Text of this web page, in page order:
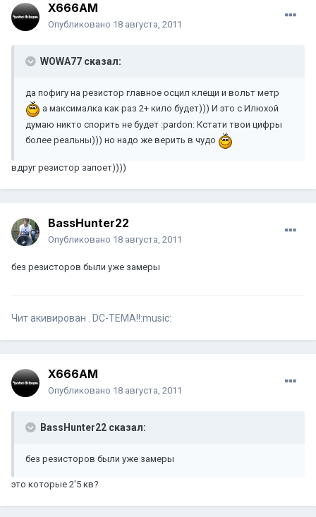
X666AM
Опубликовано 18 августа, 2011
WOWA77 сказал:
да пофигу на резистор главное осцил клещи и вольт метр
а максималка как раз 2+ кило будет))) И это с Илюхой
думаю никто спорить не будет :pardon: Кстати твои цифры
более реальны))) но надо же верить в чудо
вдруг резистор запоет))))
BassHunter22
Опубликовано 18 августа, 2011
без резисторов были уже замеры
Чит акивирован . DC-ТЕМА!!:music:
X666AM
Опубликовано 18 августа, 2011
BassHunter22 сказал:
без резисторов были уже замеры
это которые 2'5 кв?